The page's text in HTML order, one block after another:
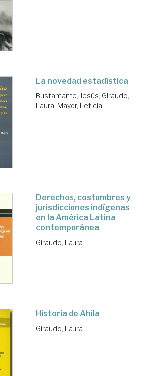
La novedad estadística
Bustamante, Jesús; Giraudo,
Laura; Mayer, Leticia
Derechos, costumbres y
jurisdicciones indígenas
en la América Latina
contemporánea
Giraudo, Laura
Historia de Ahila
Giraudo, Laura